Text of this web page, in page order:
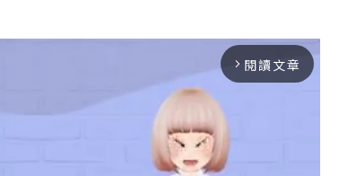
arrow_forward_ios 閱讀文章